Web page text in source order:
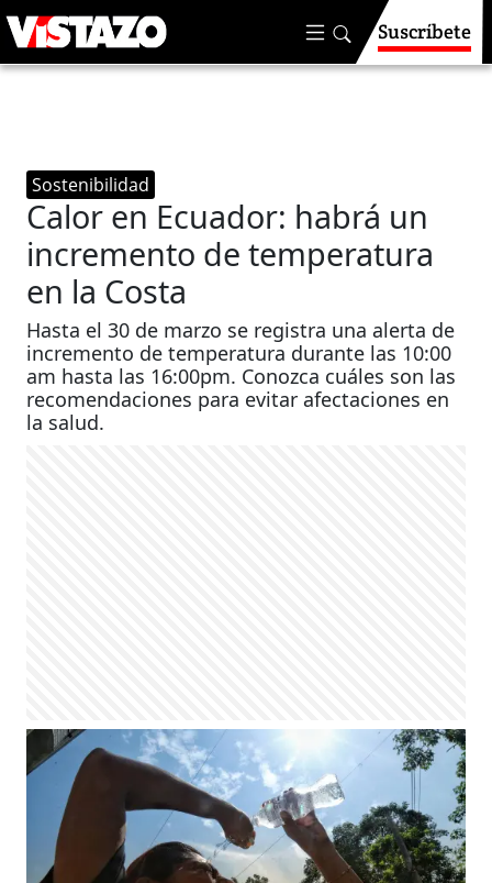
Suscríbete
Sostenibilidad
Calor en Ecuador: habrá un
incremento de temperatura
en la Costa
Hasta el 30 de marzo se registra una alerta de
incremento de temperatura durante las 10:00
am hasta las 16:00pm. Conozca cuáles son las
recomendaciones para evitar afectaciones en
la salud.